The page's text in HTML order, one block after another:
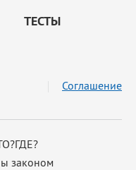
ТЕСТЫ
законом
Соглашение